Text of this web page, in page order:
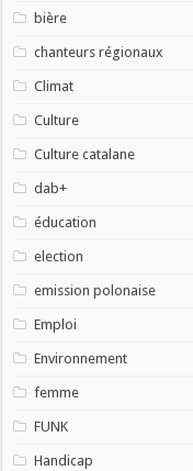
bière
chanteurs régionaux
Climat
Culture
Culture catalane
dab+
éducation
election
emission polonaise
Emploi
Environnement
femme
FUNK
Handicap